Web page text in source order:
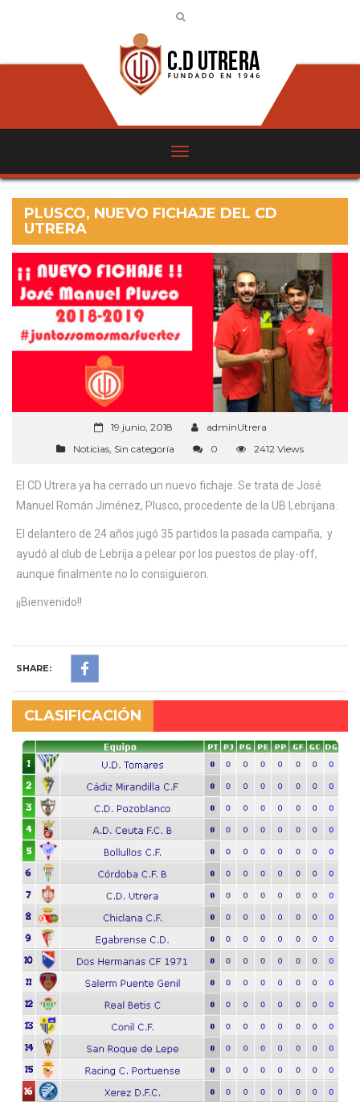
PLUSCO, NUEVO FICHAJE DEL CD
UTRERA
19 junio, 2018
adminUtrera
Noticias Sin categoría 0 2412 Views
El CD Utrera ya ha cerrado un nuevo fichaje. Se trata de José
Manuel Román Jiménez, Plusco, procedente de la UB Lebrijana.
El delantero de 24 años jugó 35 partidos la pasada campaña, y
ayudó al club de Lebrija a pelear por los puestos de play-off,
aunque finalmente no lo consiguieron.
¡¡Bienvenido!!
SHARE:
CLASIFICACIÓN